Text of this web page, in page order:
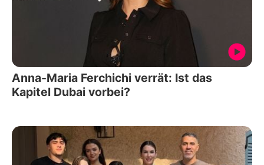
Anna-Maria Ferchichi verrät: Ist das
Kapitel Dubai vorbei?